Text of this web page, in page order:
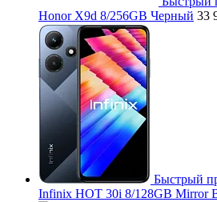
Honor X9d 8/256GB Черный 33
Быстрый
Infinix HOT 30i 8/128GB Mirror